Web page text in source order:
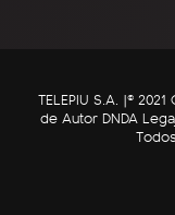
C5N Autos
RatingCero
TELEPIU S.A. |©
de Autor DNDA